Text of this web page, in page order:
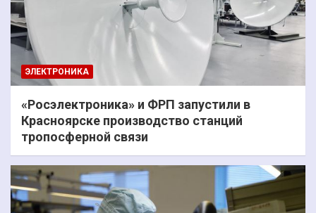
ЭЛЕКТРОНИКА
«Росэлектроника» и ФРП запустили в
Красноярске производство станций
тропосферной связи